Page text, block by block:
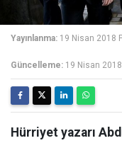
Yayınlanma: 19 Nisan 2018
Güncelleme: 19 Nisan
Hürriyet yazarı